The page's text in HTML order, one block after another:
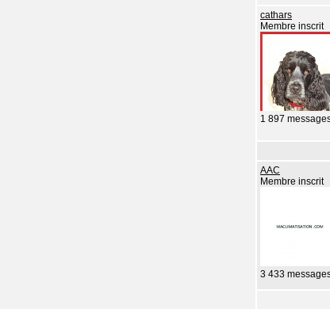
cathars
Membre inscrit
1 897
AAC
Membre inscrit
3 433